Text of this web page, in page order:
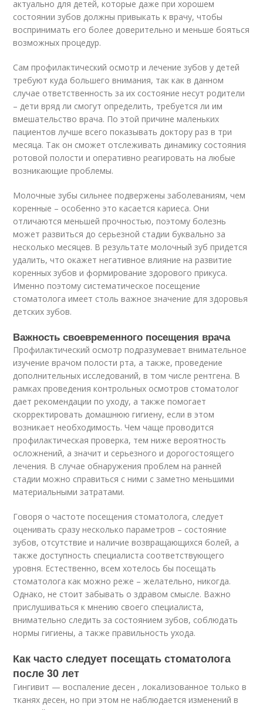
актуально для детей, которые даже при хорошем
состоянии зубов должны привыкать к врачу, чтобы
воспринимать его более доверительно и меньше бояться
возможных процедур.
Сам профилактический осмотр и лечение зубов у детей
требуют куда большего внимания, так как в данном
случае ответственность за их состояние несут родители
– дети вряд ли смогут определить, требуется ли им
вмешательство врача. По этой причине маленьких
пациентов лучше всего показывать доктору раз в три
месяца. Так он сможет отслеживать динамику состояния
ротовой полости и оперативно реагировать на любые
возникающие проблемы.
Молочные зубы сильнее подвержены заболеваниям, чем
коренные – особенно это касается кариеса. Они
отличаются меньшей прочностью, поэтому болезнь
может развиться до серьезной стадии буквально за
несколько месяцев. В результате молочный зуб придется
удалить, что окажет негативное влияние на развитие
коренных зубов и формирование здорового прикуса.
Именно поэтому систематическое посещение
стоматолога имеет столь важное значение для здоровья
детских зубов.
Важность своевременного посещения врача
Профилактический осмотр подразумевает внимательное
изучение врачом полости рта, а также, проведение
дополнительных исследований, в том числе рентгена. В
рамках проведения контрольных осмотров стоматолог
дает рекомендации по уходу, а также помогает
скорректировать домашнюю гигиену, если в этом
возникает необходимость. Чем чаще проводится
профилактическая проверка, тем ниже вероятность
осложнений, а значит и серьезного и дорогостоящего
лечения. В случае обнаружения проблем на ранней
стадии можно справиться с ними с заметно меньшими
материальными затратами.
Говоря о частоте посещения стоматолога, следует
оценивать сразу несколько параметров – состояние
зубов, отсутствие и наличие возвращающихся болей, а
также доступность специалиста соответствующего
уровня. Естественно, всем хотелось бы посещать
стоматолога как можно реже – желательно, никогда.
Однако, не стоит забывать о здравом смысле. Важно
прислушиваться к мнению своего специалиста,
внимательно следить за состоянием зубов, соблюдать
нормы гигиены, а также правильность ухода.
Как часто следует посещать стоматолога
после 30 лет
Гингивит — воспаление десен , локализованное только в
тканях десен, но при этом не наблюдается изменений в